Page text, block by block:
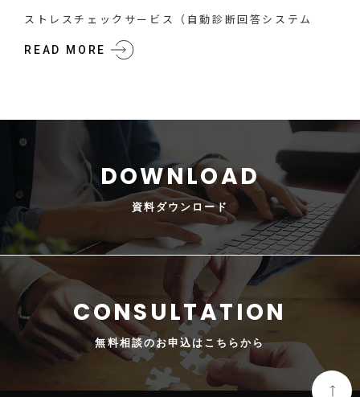
ストレスチェックサービス（自動診断回答システム
READ MORE
資料ダウンロード
無料相談のお申込はこちらから